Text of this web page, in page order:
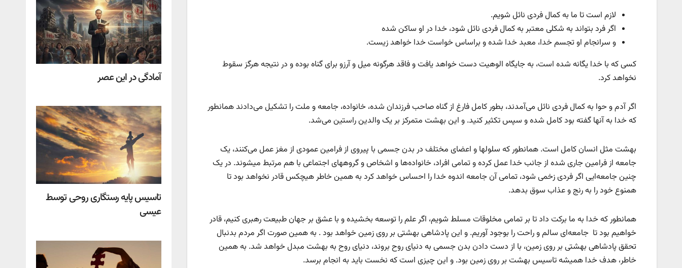
لازم است تا ما به کمال فردی نائل شویم.
اگر فرد بتواند به شکلی معتبر به کمال فردی نائل شود، خدا در او ساکن شده
و سرانجام او تجسم خدا، معبد خدا شده و براساس خواست خدا خواهد زیست.
کسی که با خدا یگانه شده است، به جایگاه الوهیت دست خواهد یافت و فاقد هرگونه میل و آرزو برای گناه بوده و در نتیجه هرگز سقوط
نخواهد کرد.
اگر آدم و حوا به کمال فردی نائل می‌آمدند، بطور کامل فارغ از گناه صاحب فرزندان شده، خانواده، جامعه و ملت را تشکیل می‌دادند همانطور
که خدا به آنها گفته بود کامل شده و سپس تکثیر کنید. و این بهشت متمرکز بر یک والدین راستین می‌شد.
بهشت مثل انسان کامل است. همانطور که سلولها و اعضای مختلف در بدن جسمی با پیروی از فرامین عمودی از مغز عمل می‌کنند، یک
جامعه از فرامین جاری شده از جانب خدا عمل کرده و تمامی افراد، خانواده‌ها و اشخاص و گروههای اجتماعی با هم مرتبط میشوند. در یک
چنین جامعه‌ایی اگر فردی زخمی شود، تمامی آن جامعه اندوه خدا را احساس خواهد کرد به همین خاطر هیچکس قادر نخواهد بود تا
همنوع خود را به رنج و عذاب سوق بدهد.
همانطور که خدا به ما برکت داد تا بر تمامی مخلوقات مسلط شویم، اگر علم را توسعه بخشیده و با عشق بر جهان طبیعت رهبری کنیم، قادر
خواهیم بود تا جامعه‌ای سالم و راحت را بوجود آوریم. و این پادشاهی بهشتی بر روی زمین خواهد بود . به همین صورت اگر مردم بدنبال
تحقق پادشاهی بهشتی بر روی زمین، با از دست دادن بدن جسمی به دنیای روح بروند، دنیای روح به بهشت مبدل خواهد شد. به همین
خاطر، هدف خدا همیشه تاسیس بهشت بر روی زمین بود. و این چیزی است که نخست باید به انجام برسد.
آمادگی در این عصر
تاسیس پایه رستگاری روحی توسط
عیسی